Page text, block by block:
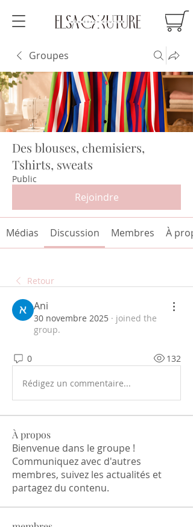
Groupes
Des blouses, chemisiers,
Tshirts, sweats
Public
Rejoindre
Médias Discussion Membres À
Retour
Ani
30 novembre 2025 · joined the
group.
0 132
Rédigez un commentaire...
À propos
Bienvenue dans le groupe !
Communiquez avec d'autres
membres, suivez les actualités et
partagez du contenu.